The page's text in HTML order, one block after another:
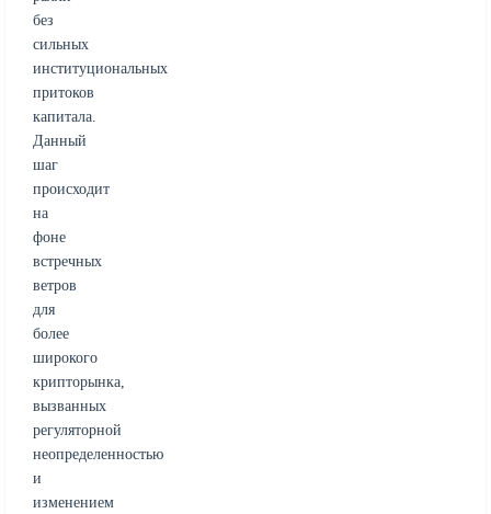
без
сильных
институциональных
притоков
капитала.
Данный
шаг
происходит
на
фоне
встречных
ветров
для
более
широкого
крипторынка,
вызванных
регуляторной
неопределенностью
и
изменением